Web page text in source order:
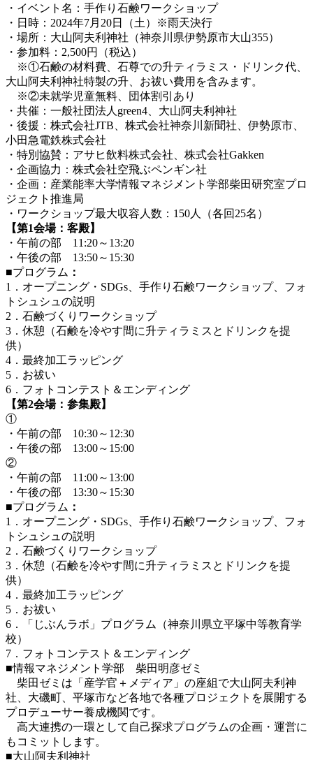
・イベント名：手作り石鹸ワークショップ
・日時：2024年7月20日（土）※雨天決行
・場所：大山阿夫利神社（神奈川県伊勢原市大山355）
・参加料：2,500円（税込）
※①石鹸の材料費、石尊での升ティラミス・ドリンク代、
大山阿夫利神社特製の升、お祓い費用を含みます。
※②未就学児童無料、団体割引あり
・共催：一般社団法人green4、大山阿夫利神社
・後援：株式会社JTB、株式会社神奈川新聞社、伊勢原市、
小田急電鉄株式会社
・特別協賛：アサヒ飲料株式会社、株式会社Gakken
・企画協力：株式会社空飛ぶペンギン社
・企画：産業能率大学情報マネジメント学部柴田研究室プロ
ジェクト推進局
・ワークショップ最大収容人数：150人（各回25名）
【第1会場：客殿】
・午前の部 11:20～13:20
・午後の部 13:50～15:30
■プログラム ：
1．オープニング・SDGs、手作り石鹸ワークショップ、フォ
トシュシュの説明
2．石鹸づくりワークショップ
3．休憩（石鹸を冷やす間に升ティラミスとドリンクを提
供）
4．最終加工ラッピング
5．お祓い
6．フォトコンテスト＆エンディング
【第2会場：参集殿】
①
・午前の部 10:30～12:30
・午後の部 13:00～15:00
②
・午前の部 11:00～13:00
・午後の部 13:30～15:30
■プログラム ：
1．オープニング・SDGs、手作り石鹸ワークショップ、フォ
トシュシュの説明
2．石鹸づくりワークショップ
3．休憩（石鹸を冷やす間に升ティラミスとドリンクを提
供）
4．最終加工ラッピング
5．お祓い
6．「じぶんラボ」プログラム（神奈川県立平塚中等教育学
校）
7．フォトコンテスト＆エンディング
■情報マネジメント学部 柴田明彦ゼミ
柴田ゼミは「産学官＋メディア」の座組で大山阿夫利神
社、大磯町、平塚市など各地で各種プロジェクトを展開する
プロデューサー養成機関です。
高大連携の一環として自己探求プログラムの企画・運営に
もコミットします。
■大山阿夫利神社